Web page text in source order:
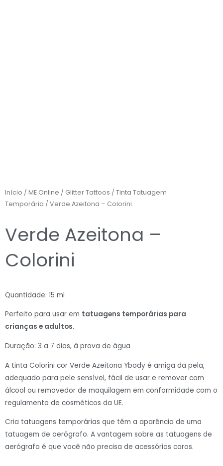
Início / ME Online / Glitter Tattoos / Tinta Tatuagem
Temporária / Verde Azeitona – Colorini
Verde Azeitona –
Colorini
Quantidade: 15 ml
Perfeito para usar em tatuagens temporárias para
crianças e adultos.
Duração: 3 a 7 dias, à prova de água
A tinta Colorini cor Verde Azeitona Ybody é amiga da pela,
adequado para pele sensível, fácil de usar e remover com
álcool ou removedor de maquilagem em conformidade com o
regulamento de cosméticos da UE.
Cria tatuagens temporárias que têm a aparência de uma
tatuagem de aerógrafo. A vantagem sobre as tatuagens de
aerógrafo é que você não precisa de acessórios caros.